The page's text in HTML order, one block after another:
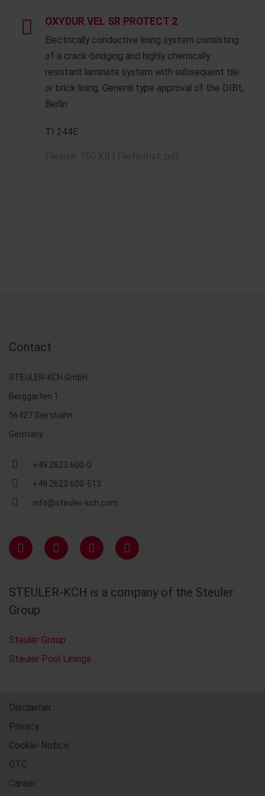
OXYDUR VEL SR PROTECT 2
Electrically conductive lining system consisting
of a crack-bridging and highly chemically
resistant laminate system with subsequent tile
or brick lining. General type approval of the DIBt,
Berlin
TI 244E
Contact
STEULER-KCH GmbH
Berggarten 1
56427 Siershahn
Germany
+49 2623 600-0
+49 2623 600-513
info@steuler-kch.com
STEULER-KCH is a company of the Steuler
Group
Steuler Group
Steuler Pool Linings
Disclaimer
Privacy
Cookie-Notice
GTC
Career